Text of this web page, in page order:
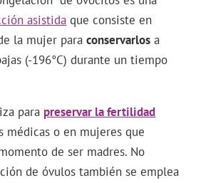
asistida que consiste en
la mujer paraconservarlos a
(-196°C) durante un tiempo
para preservar la fertilidad
médicas o en mujeres que
de ser madres. No
de óvulos también se emplea